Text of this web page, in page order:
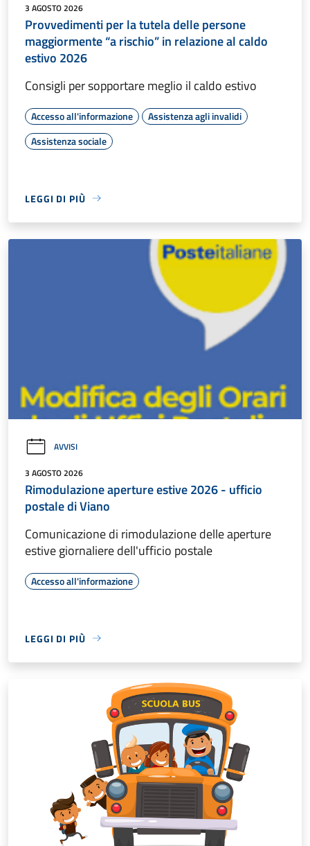
3 AGOSTO 2026
Provvedimenti per la tutela delle persone
maggiormente “a rischio” in relazione al caldo
estivo 2026
Consigli per sopportare meglio il caldo estivo
Accesso all'informazione
Assistenza agli invalidi
Assistenza sociale
LEGGI DI PIÙ
AVVISI
3 AGOSTO 2026
Rimodulazione aperture estive 2026 - ufficio
postale di Viano
Comunicazione di rimodulazione delle aperture
estive giornaliere dell'ufficio postale
Accesso all'informazione
LEGGI DI PIÙ